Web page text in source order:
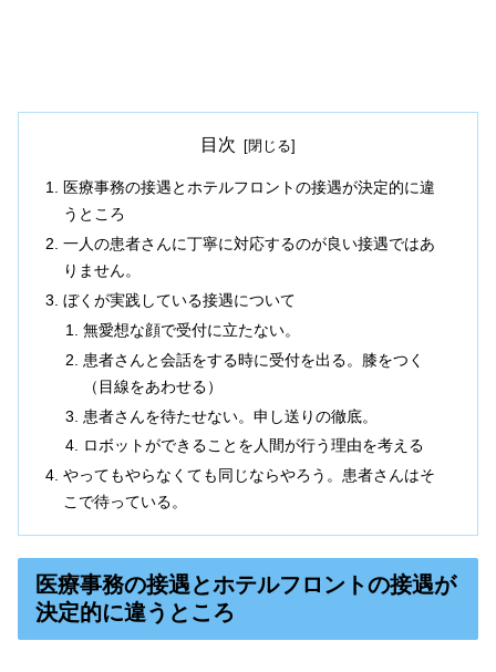
目次
医療事務の接遇とホテルフロントの接遇が決定的に違
うところ
一人の患者さんに丁寧に対応するのが良い接遇ではあ
りません。
ぼくが実践している接遇について
無愛想な顔で受付に立たない。
患者さんと会話をする時に受付を出る。膝をつく
（目線をあわせる）
患者さんを待たせない。申し送りの徹底。
ロボットができることを人間が行う理由を考える
やってもやらなくても同じならやろう。患者さんはそ
こで待っている。
医療事務の接遇とホテルフロントの接遇が
決定的に違うところ